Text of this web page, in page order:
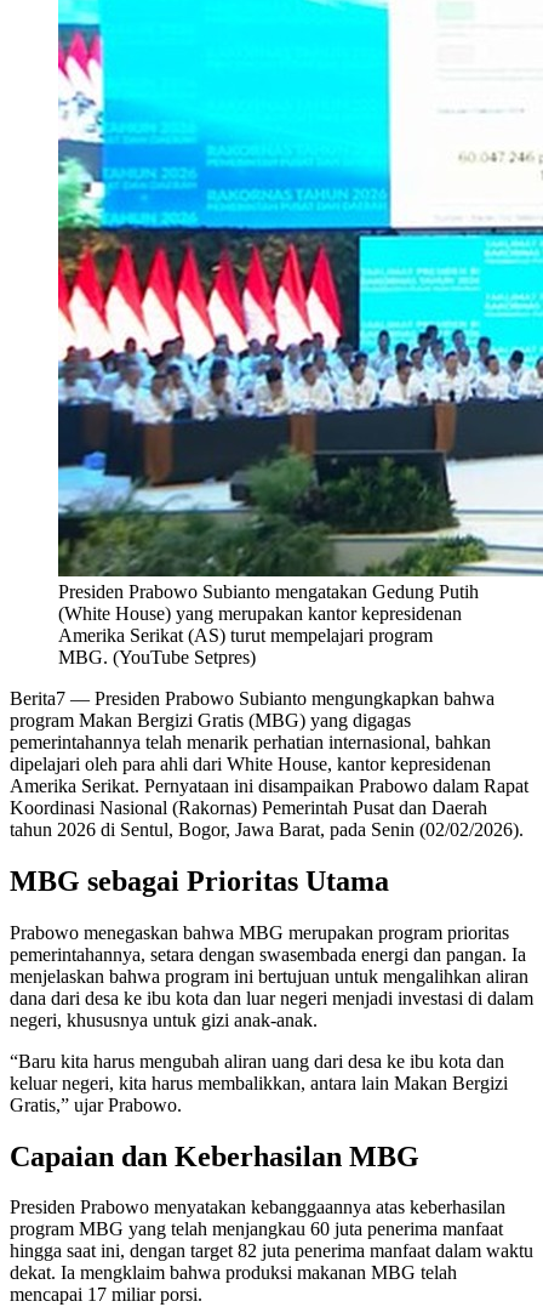
Presiden Prabowo Subianto mengatakan Gedung Putih
(White House) yang merupakan kantor kepresidenan
Amerika Serikat (AS) turut mempelajari program
MBG. (YouTube Setpres)
Berita7 — Presiden Prabowo Subianto mengungkapkan bahwa
program Makan Bergizi Gratis (MBG) yang digagas
pemerintahannya telah menarik perhatian internasional, bahkan
dipelajari oleh para ahli dari White House, kantor kepresidenan
Amerika Serikat. Pernyataan ini disampaikan Prabowo dalam Rapat
Koordinasi Nasional (Rakornas) Pemerintah Pusat dan Daerah
tahun 2026 di Sentul, Bogor, Jawa Barat, pada Senin (02/02/2026).
MBG sebagai Prioritas Utama
Prabowo menegaskan bahwa MBG merupakan program prioritas
pemerintahannya, setara dengan swasembada energi dan pangan. Ia
menjelaskan bahwa program ini bertujuan untuk mengalihkan aliran
dana dari desa ke ibu kota dan luar negeri menjadi investasi di dalam
negeri, khususnya untuk gizi anak-anak.
“Baru kita harus mengubah aliran uang dari desa ke ibu kota dan
keluar negeri, kita harus membalikkan, antara lain Makan Bergizi
Gratis,” ujar Prabowo.
Capaian dan Keberhasilan MBG
Presiden Prabowo menyatakan kebanggaannya atas keberhasilan
program MBG yang telah menjangkau 60 juta penerima manfaat
hingga saat ini, dengan target 82 juta penerima manfaat dalam waktu
dekat. Ia mengklaim bahwa produksi makanan MBG telah
mencapai 17 miliar porsi.